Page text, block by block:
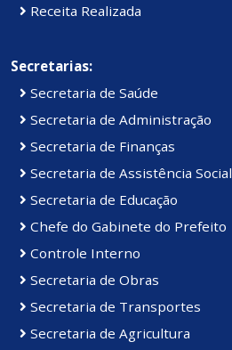
Receita Realizada
Secretarias:
Secretaria de Saúde
Secretaria de Administração
Secretaria de Finanças
Secretaria de Assistência Social
Secretaria de Educação
Chefe do Gabinete do Prefeito
Controle Interno
Secretaria de Obras
Secretaria de Transportes
Secretaria de Agricultura